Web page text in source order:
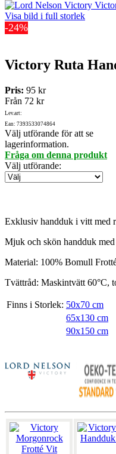
Visa bild i full storlek
-24%
Victory Ruta
Pris: 95 kr
Från 72 kr
Lev.art:
Ean: 7393533074864
Välj utförande för att se
lagerinformation.
Fråga om denna produkt
Välj utförande:
Exklusiv handduk i vitt med
Mjuk och skön handduk
Material: 100% Bomull
Tvättråd: Maskintvätt 60°C,
Finns i Storlek: 50x70 cm
65x130 cm
90x150 cm